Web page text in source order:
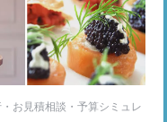
お見積相談・予算シミュレ